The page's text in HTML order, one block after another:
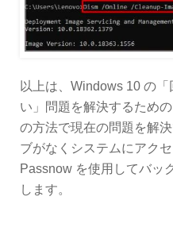
以上は、Windows 10 の
い」問題を解決するため
の方法で現在の問題を解
ブがなくシステムにアク
Passnow を使用してバッ
します。